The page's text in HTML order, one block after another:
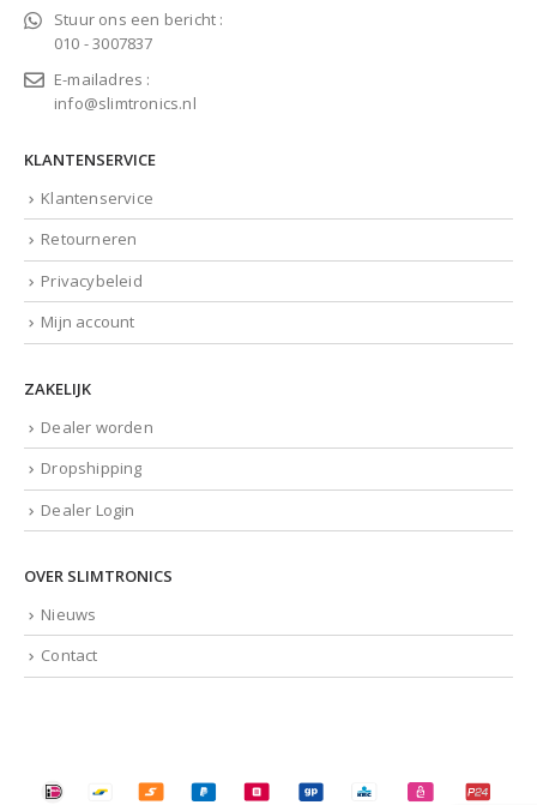
Stuur ons een bericht :
010 - 3007837
E-mailadres :
info@slimtronics.nl
KLANTENSERVICE
Klantenservice
Retourneren
Privacybeleid
Mijn account
ZAKELIJK
Dealer worden
Dropshipping
Dealer Login
OVER SLIMTRONICS
Nieuws
Contact